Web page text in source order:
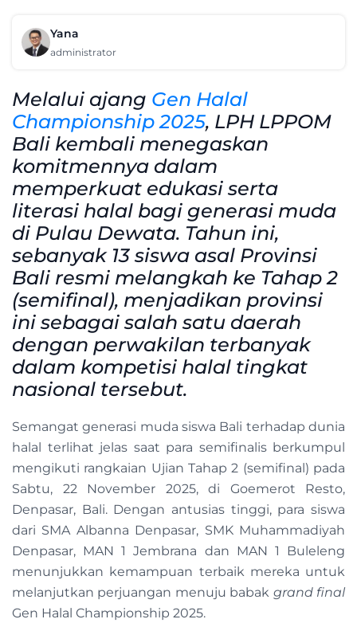
Yana
administrator
Melalui ajang Gen Halal
Championship 2025, LPH LPPOM
Bali kembali menegaskan
komitmennya dalam
memperkuat edukasi serta
literasi halal bagi generasi muda
di Pulau Dewata. Tahun ini,
sebanyak 13 siswa asal Provinsi
Bali resmi melangkah ke Tahap 2
(semifinal), menjadikan provinsi
ini sebagai salah satu daerah
dengan perwakilan terbanyak
dalam kompetisi halal tingkat
nasional tersebut.
Semangat generasi muda siswa Bali terhadap dunia
halal terlihat jelas saat para semifinalis berkumpul
mengikuti rangkaian Ujian Tahap 2 (semifinal) pada
Sabtu, 22 November 2025, di Goemerot Resto,
Denpasar, Bali. Dengan antusias tinggi, para siswa
dari SMA Albanna Denpasar, SMK Muhammadiyah
Denpasar, MAN 1 Jembrana dan MAN 1 Buleleng
menunjukkan kemampuan terbaik mereka untuk
melanjutkan perjuangan menuju babak grand final
Gen Halal Championship 2025.